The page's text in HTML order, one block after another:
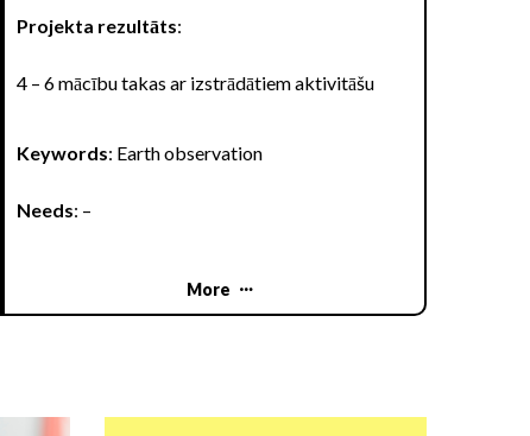
Projekta rezultāts:
4 – 6 mācību takas ar izstrādātiem aktivitāšu
sastāv no maršruta apraksta, dalībnieku darba
nepieciešamajiem materiāliem uzdevumu
Projekta uzdevumi:
mērķi, rezultātu, aprakstu un nosacījumiem
Keywords: Earth observation
Needs: –
More